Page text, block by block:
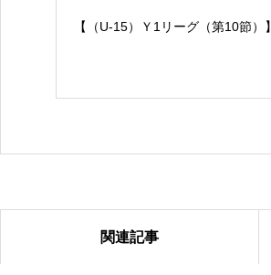
【（U-15）Ｙ1リーグ（第10節）】
関連記事